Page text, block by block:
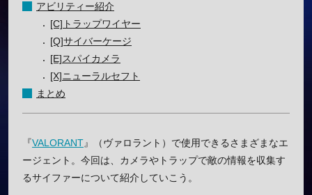
アビリティー紹介
[C]トラップワイヤー
[Q]サイバーケージ
[E]スパイカメラ
[X]ニューラルセフト
まとめ
『VALORANT』（ヴァロラント）で使用できるさまざまなエ
ージェント。今回は、カメラやトラップで敵の情報を収集す
るサイファーについて紹介していこう。